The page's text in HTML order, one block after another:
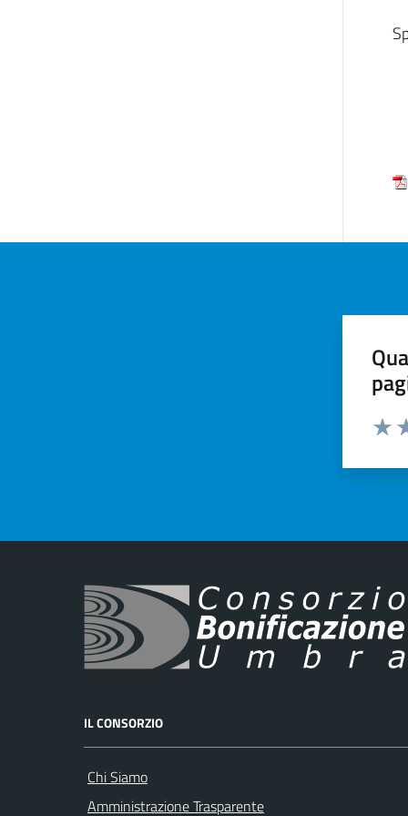
IL CONSORZIO
Chi Siamo
Amministrazione Trasparente